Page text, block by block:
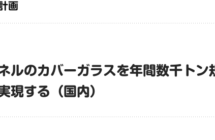
画
ルのカバーガラスを年間数千トン
現する（国内）